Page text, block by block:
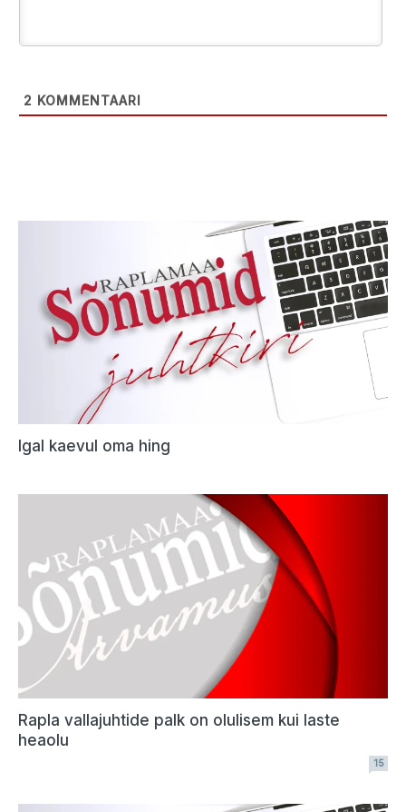
2 KOMMENTAARI
Igal kaevul oma hing
Rapla vallajuhtide palk on olulisem kui laste
heaolu
15